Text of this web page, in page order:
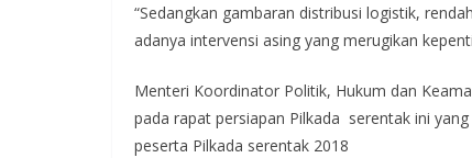
“Sedangkan gambaran distribusi logistik,
adanya intervensi asing yang merugikan
Menteri Koordinator Politik, Hukum dan
pada rapat persiapan Pilkada serentak ini
peserta Pilkada serentak 2018